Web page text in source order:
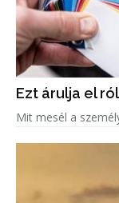
Ezt árulja el
Mit mesél a